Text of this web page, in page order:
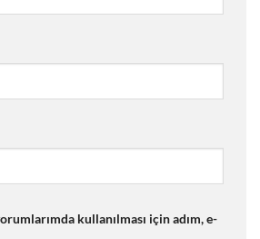
kullanılması için adım, e-